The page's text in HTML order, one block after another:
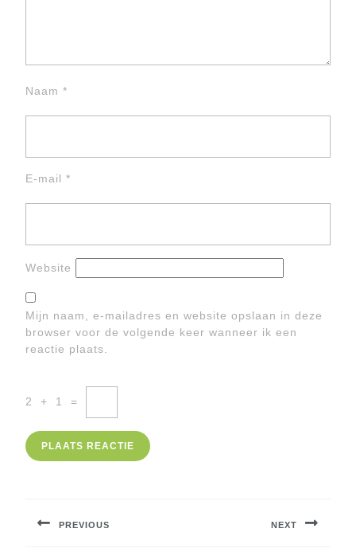
Naam *
E-mail *
Website
Mijn naam, e-mailadres en website opslaan in deze
browser voor de volgende keer wanneer ik een
reactie plaats.
2 + 1 =
PREVIOUS NEXT